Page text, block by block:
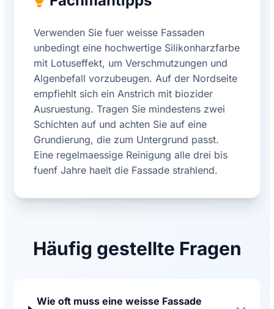
Verwenden Sie fuer weisse Fassaden
unbedingt eine hochwertige Silikonharzfarbe
mit Lotuseffekt, um Verschmutzungen und
Algenbefall vorzubeugen. Auf der Nordseite
empfiehlt sich ein Anstrich mit biozider
Ausruestung. Tragen Sie mindestens zwei
Schichten auf und achten Sie auf eine
Grundierung, die zum Untergrund passt.
Eine regelmaessige Reinigung alle drei bis
fuenf Jahre haelt die Fassade strahlend.
Häufig gestellte Fragen
Wie oft muss eine weisse Fassade